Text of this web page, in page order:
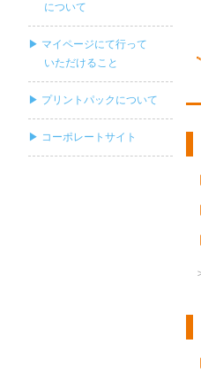
について
▶ マイページにて行って
いただけること
▶ プリントパックについて
▶ コーポレートサイト